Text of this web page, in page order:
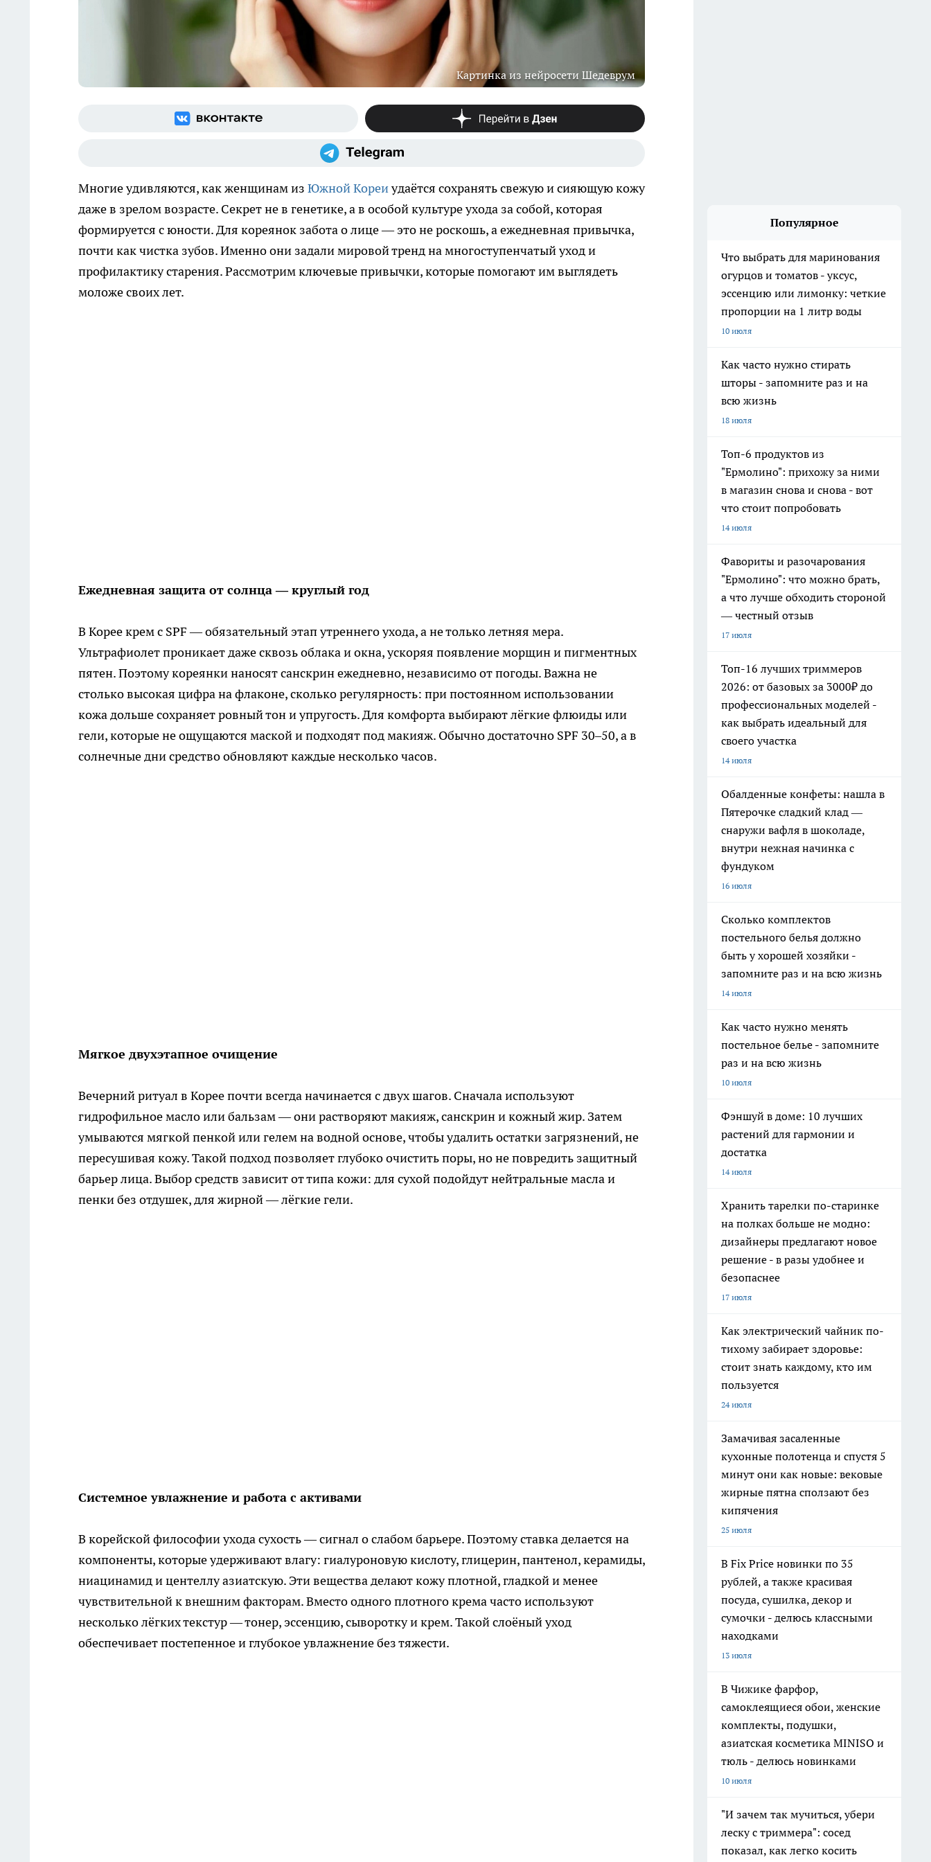
Картинка из нейросети Шедеврум
Многие удивляются, как женщинам из Южной Кореиудаётся сохранять свежую и сияющую кожу
даже в зрелом возрасте. Секрет не в генетике, а в особой культуре ухода за собой, которая
формируется с юности. Для кореянок забота о лице — это не роскошь, а ежедневная привычка,
почти как чистка зубов. Именно они задали мировой тренд на многоступенчатый уход и
профилактику старения. Рассмотрим ключевые привычки, которые помогают им выглядеть
моложе своих лет.
Ежедневная защита от солнца — круглый год
В Корее крем с SPF — обязательный этап утреннего ухода, а не только летняя мера.
Ультрафиолет проникает даже сквозь облака и окна, ускоряя появление морщин и пигментных
пятен. Поэтому кореянки наносят санскрин ежедневно, независимо от погоды. Важна не
столько высокая цифра на флаконе, сколько регулярность: при постоянном использовании
кожа дольше сохраняет ровный тон и упругость. Для комфорта выбирают лёгкие флюиды или
гели, которые не ощущаются маской и подходят под макияж. Обычно достаточно SPF 30–50, а в
солнечные дни средство обновляют каждые несколько часов.
Мягкое двухэтапное очищение
Вечерний ритуал в Корее почти всегда начинается с двух шагов. Сначала используют
гидрофильное масло или бальзам — они растворяют макияж, санскрин и кожный жир. Затем
умываются мягкой пенкой или гелем на водной основе, чтобы удалить остатки загрязнений, не
пересушивая кожу. Такой подход позволяет глубоко очистить поры, но не повредить защитный
барьер лица. Выбор средств зависит от типа кожи: для сухой подойдут нейтральные масла и
пенки без отдушек, для жирной — лёгкие гели.
Системное увлажнение и работа с активами
В корейской философии ухода сухость — сигнал о слабом барьере. Поэтому ставка делается на
компоненты, которые удерживают влагу: гиалуроновую кислоту, глицерин, пантенол, керамиды,
ниацинамид и центеллу азиатскую. Эти вещества делают кожу плотной, гладкой и менее
чувствительной к внешним факторам. Вместо одного плотного крема часто используют
несколько лёгких текстур — тонер, эссенцию, сыворотку и крем. Такой слоёный уход
обеспечивает постепенное и глубокое увлажнение без тяжести.
Популярное
Что выбрать для маринования
огурцов и томатов - уксус,
эссенцию или лимонку: четкие
пропорции на 1 литр воды
10 июля
Как часто нужно стирать
шторы - запомните раз и на
всю жизнь
18 июля
Топ-6 продуктов из
"Ермолино": прихожу за ними
в магазин снова и снова - вот
что стоит попробовать
14 июля
Фавориты и разочарования
"Ермолино": что можно брать,
а что лучше обходить стороной
— честный отзыв
17 июля
Топ-16 лучших триммеров
2026: от базовых за 3000₽ до
профессиональных моделей -
как выбрать идеальный для
своего участка
14 июля
Обалденные конфеты: нашла в
Пятерочке сладкий клад —
снаружи вафля в шоколаде,
внутри нежная начинка с
фундуком
16 июля
Сколько комплектов
постельного белья должно
быть у хорошей хозяйки -
запомните раз и на всю жизнь
14 июля
Как часто нужно менять
постельное белье - запомните
раз и на всю жизнь
10 июля
Фэншуй в доме: 10 лучших
растений для гармонии и
достатка
14 июля
Хранить тарелки по-старинке
на полках больше не модно:
дизайнеры предлагают новое
решение - в разы удобнее и
безопаснее
17 июля
Как электрический чайник по-
тихому забирает здоровье:
стоит знать каждому, кто им
пользуется
24 июля
Замачивая засаленные
кухонные полотенца и спустя 5
минут они как новые: вековые
жирные пятна сползают без
кипячения
25 июля
В Fix Price новинки по 35
рублей, а также красивая
посуда, сушилка, декор и
сумочки - делюсь классными
находками
13 июля
В Чижике фарфор,
самоклеящиеся обои, женские
комплекты, подушки,
азиатская косметика MINISO и
тюль - делюсь новинками
10 июля
"И зачем так мучиться, убери
леску с триммера": сосед
показал, как легко косить